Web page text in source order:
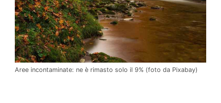
Aree incontaminate: ne è rimasto solo il 9% (foto da Pixabay)